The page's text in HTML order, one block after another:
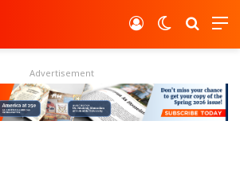
Switch skin
Log In
Advertisement